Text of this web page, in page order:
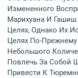
Измененного
Марихуана И
Целях, Однако Их
Целях По-
Небольшого
Повлечь За Собой
Привести К